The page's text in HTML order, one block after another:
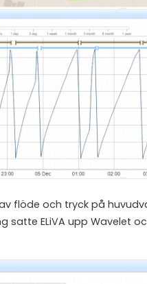
flöde och tryck på
ELiVA upp Wavelet